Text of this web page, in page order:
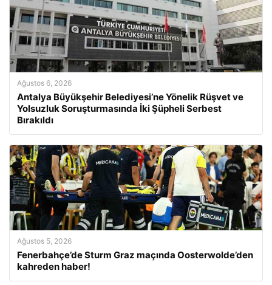
Ağustos 6, 2026
Antalya Büyükşehir Belediyesi’ne Yönelik Rüşvet ve
Yolsuzluk Soruşturmasında İki Şüpheli Serbest
Bırakıldı
Ağustos 5, 2026
Fenerbahçe’de Sturm Graz maçında Oosterwolde’den
kahreden haber!